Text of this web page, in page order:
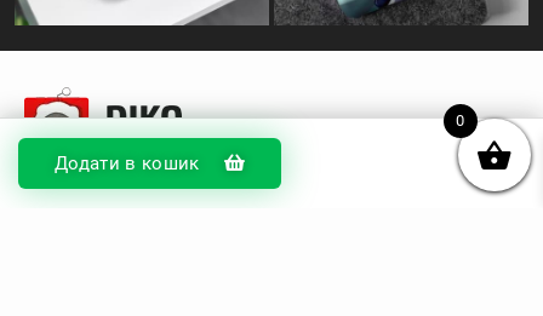
Додати в кошик
0